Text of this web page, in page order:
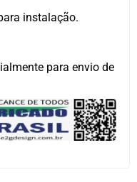
instalação.
para envio de